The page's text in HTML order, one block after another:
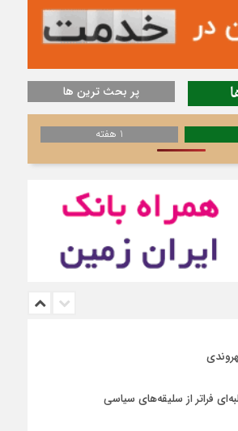
پر بحث ترین ها
1 هفته
فراتر از سلیقه‌های سیاسی